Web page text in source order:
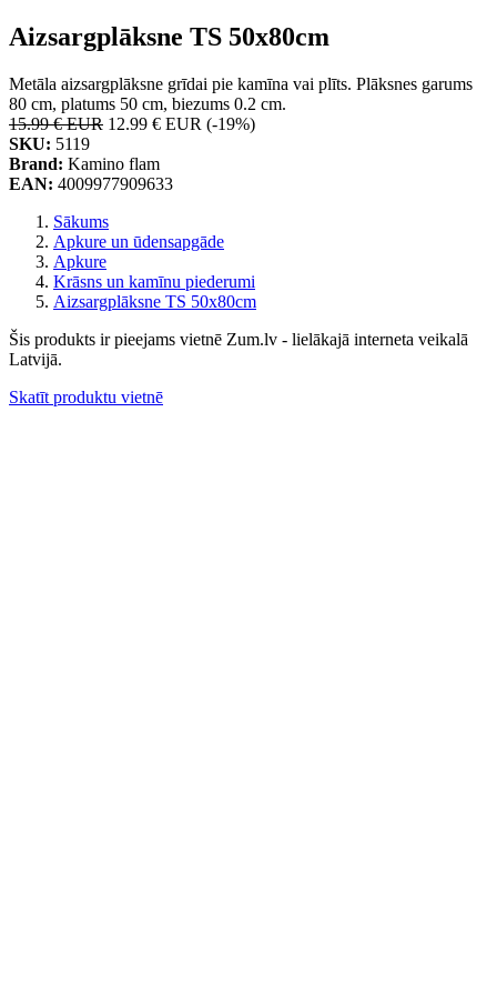
Aizsargplāksne TS 50x80cm
Metāla aizsargplāksne grīdai pie kamīna vai plīts. Plāksnes garums
80 cm, platums 50 cm, biezums 0.2 cm.
15.99 € EUR 12.99 € EUR (-19%)
SKU: 5119
Brand: Kamino flam
EAN: 4009977909633
Sākums
Apkure un ūdensapgāde
Apkure
Krāsns un kamīnu piederumi
Aizsargplāksne TS 50x80cm
Šis produkts ir pieejams vietnē Zum.lv - lielākajā interneta veikalā
Latvijā.
Skatīt produktu vietnē